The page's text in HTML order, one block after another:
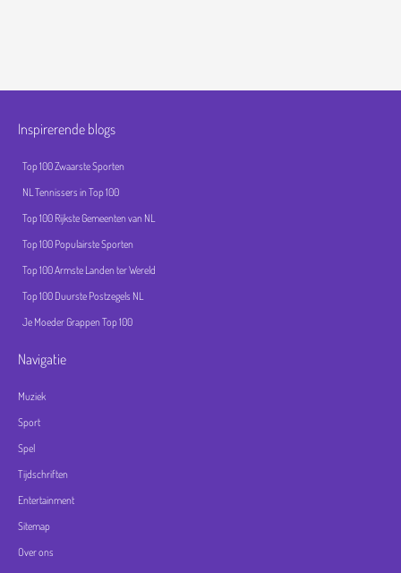
Inspirerende blogs
Top 100 Zwaarste Sporten
NL Tennissers in Top 100
Top 100 Rijkste Gemeenten van NL
Top 100 Populairste Sporten
Top 100 Armste Landen ter Wereld
Top 100 Duurste Postzegels NL
Je Moeder Grappen Top 100
Navigatie
Muziek
Sport
Spel
Tijdschriften
Entertainment
Sitemap
Over ons